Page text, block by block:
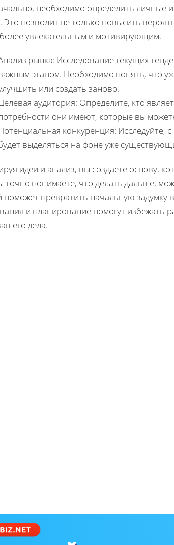
необходимо определить личные
Это позволит не только повысить
увлекательным и мотивирующим.
рынка: Исследование текущих
этапом. Необходимо понять, что
или создать заново.
аудитория: Определите, кто
они имеют, которые вы
конкуренция: Исследуйте,
выделяться на фоне уже
идеи и анализ, вы создаете основу,
точно понимаете, что делать дальше,
поможет превратить начальную
и планирование помогут избежать
дела.